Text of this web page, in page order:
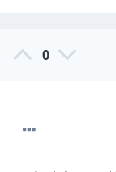
0